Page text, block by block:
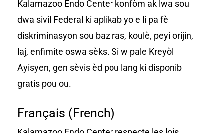
Kalamazoo Endo Center konfòm ak lwa sou
dwa sivil Federal ki aplikab yo e li pa fè
diskriminasyon sou baz ras, koulè, peyi orijin,
laj, enfimite oswa sèks. Si w pale Kreyòl
Ayisyen, gen sèvis èd pou lang ki disponib
gratis pou ou.
Français (French)